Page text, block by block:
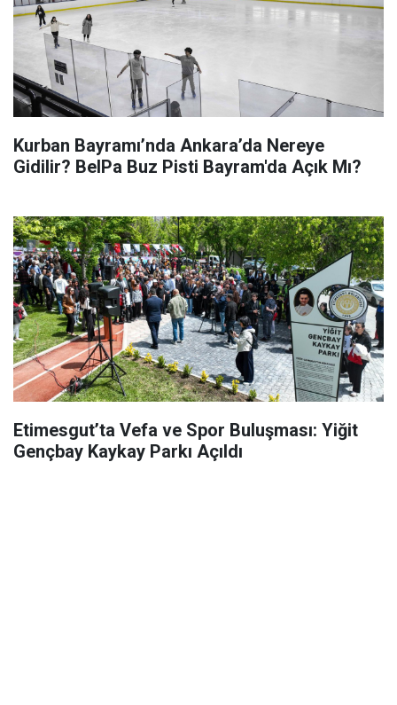
Kurban Bayramı’nda Ankara’da Nereye
Gidilir? BelPa Buz Pisti Bayram'da Açık Mı?
Etimesgut’ta Vefa ve Spor Buluşması: Yiğit
Gençbay Kaykay Parkı Açıldı